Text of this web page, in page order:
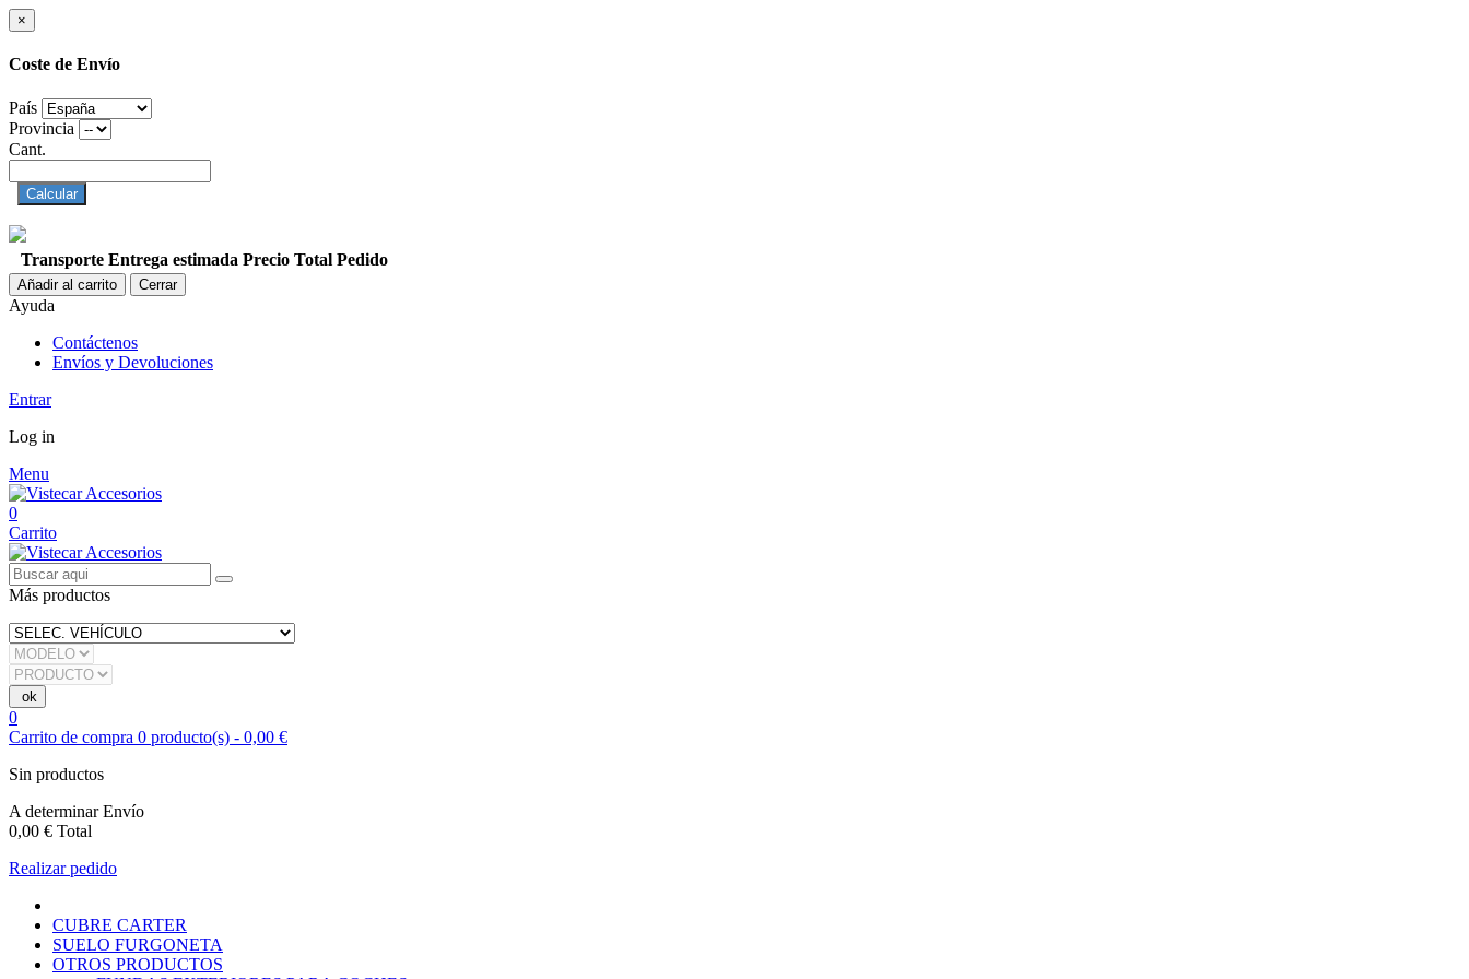
×
Coste de Envío
País
Provincia
Cant.
Calcular
Transporte Entrega estimada Precio Total Pedido
Añadir al carrito Cerrar
Ayuda
Contáctenos
Envíos y Devoluciones
Entrar
Log in
Menu
0
Carrito
Más productos
0
Carrito de compra 0 producto(s) - 0,00 €
Sin productos
A determinarEnvío
0,00 € Total
Realizar pedido
CUBRE CARTER
SUELO FURGONETA
OTROS PRODUCTOS